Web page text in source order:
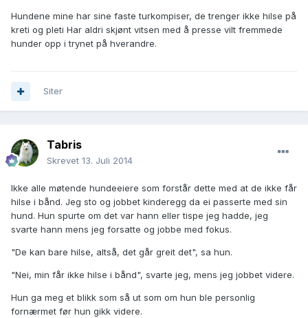
Hundene mine har sine faste turkompiser, de trenger ikke hilse på
kreti og pleti Har aldri skjønt vitsen med å presse vilt fremmede
hunder opp i trynet på hverandre.
Siter
Tabris
Skrevet 13. Juli 2014
Ikke alle møtende hundeeiere som forstår dette med at de ikke får
hilse i bånd. Jeg sto og jobbet kinderegg da ei passerte med sin
hund. Hun spurte om det var hann eller tispe jeg hadde, jeg
svarte hann mens jeg forsatte og jobbe med fokus.
"De kan bare hilse, altså, det går greit det", sa hun.
"Nei, min får ikke hilse i bånd", svarte jeg, mens jeg jobbet videre.
Hun ga meg et blikk som så ut som om hun ble personlig
fornærmet før hun gikk videre.